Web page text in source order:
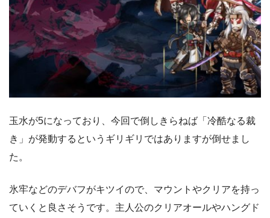
玉水が5になっており、今回で倒しきらねば「冷酷なる裁
き」が発動するというギリギリではありますが倒せまし
た。
氷牢などのデバフがキツイので、マウントやクリアを持っ
ていくと良さそうです。主人公のクリアオールやハングド